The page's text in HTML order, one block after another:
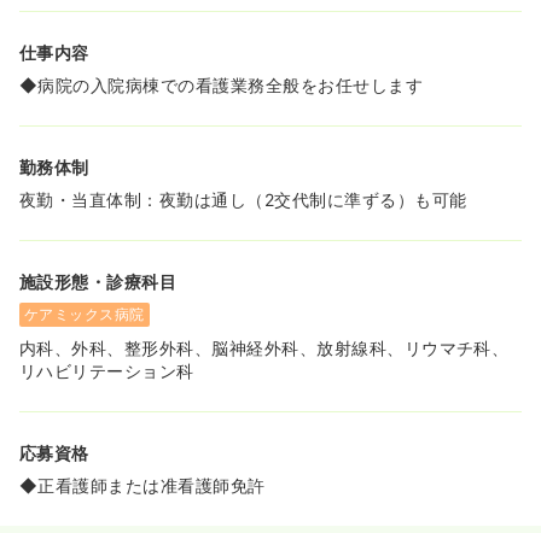
仕事内容
◆病院の入院病棟での看護業務全般をお任せします
勤務体制
夜勤・当直体制：夜勤は通し（2交代制に準ずる）も可能
施設形態・診療科目
ケアミックス病院
内科、外科、整形外科、脳神経外科、放射線科、リウマチ科、
リハビリテーション科
応募資格
◆正看護師または准看護師免許